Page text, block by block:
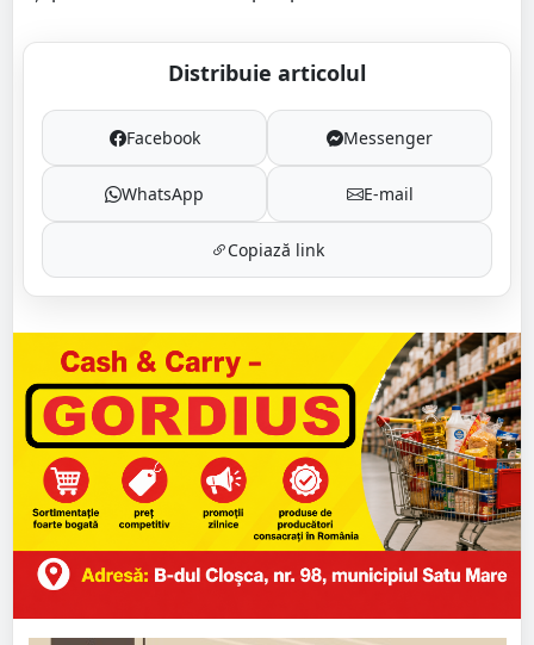
Distribuie articolul
Facebook Messenger
WhatsApp E-mail
Copiază link